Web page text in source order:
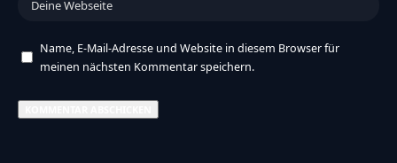
Name, E-Mail-Adresse und Website in diesem Browser für
meinen nächsten Kommentar speichern.